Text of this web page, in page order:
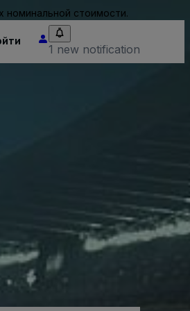
стоимости.
1 new notification